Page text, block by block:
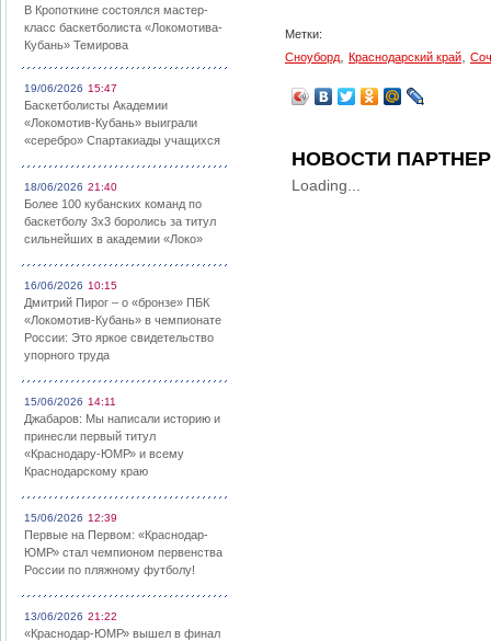
В Кропоткине состоялся мастер-
класс баскетболиста «Локомотива-
Кубань» Темирова
19/06/2026 15:47
Баскетболисты Академии
«Локомотив-Кубань» выиграли
«серебро» Спартакиады учащихся
18/06/2026 21:40
Более 100 кубанских команд по
баскетболу 3х3 боролись за титул
сильнейших в академии «Локо»
16/06/2026 10:15
Дмитрий Пирог – о «бронзе» ПБК
«Локомотив-Кубань» в чемпионате
России: Это яркое свидетельство
упорного труда
15/06/2026 14:11
Джабаров: Мы написали историю и
принесли первый титул
«Краснодару-ЮМР» и всему
Краснодарскому краю
15/06/2026 12:39
Первые на Первом: «Краснодар-
ЮМР» стал чемпионом первенства
России по пляжному футболу!
13/06/2026 21:22
«Краснодар-ЮМР» вышел в финал
Метки:
Сноуборд
Краснодарский край
НОВОСТИ
Loading...